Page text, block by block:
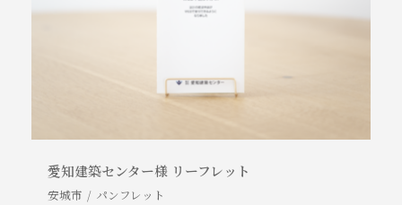
愛知建築センター様 リーフレット
安城市 パンフレット